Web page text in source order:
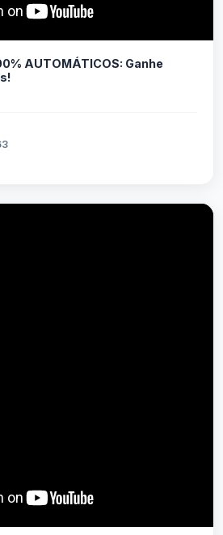
AUTOMÁTICOS: Ganhe